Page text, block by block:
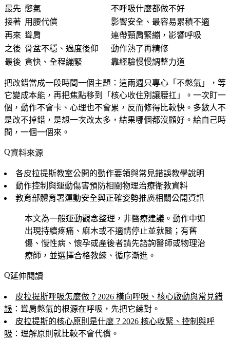
最先 憋氣
不呼吸什麼都做不好
接著 用腰代償
影響安全、最容易累積不適
再來 聳肩
連帶頸肩緊繃，影響呼吸
之後 骨盆不穩、過度後仰
動作熟了再精修
最後 貪快、全程繃緊 靠經驗慢慢調整力道
把改錯當成一段時間一個主題：這兩週只專心「不憋氣」，等
它變成本能，再把焦點移到「核心收住別讓腰扛」。一次盯一
個，動作不會卡、心理也不會累，反而修得比較快。多數人不
是改不掉錯，是想一次改太多，結果哪個都沒顧好。給自己時
間，一個一個來。
資料來源
各皮拉提斯教室公開的動作要領與常見錯誤教學說明
動作控制與運動傷害預防相關物理治療衛教資料
教育部體育署運動安全與正確姿勢推廣相關公開資訊
本文為一般運動觀念整理，非醫療建議。動作中如
出現持續疼痛、麻木或不適請停止並就醫；有舊
傷、慢性病、懷孕或產後者請先諮詢醫師或物理治
療師，並選擇合格教練、循序漸進。
延伸閱讀
皮拉提斯呼吸怎麼做？2026 橫向呼吸、核心啟動與常見錯
誤 ：聳肩憋氣的根源在呼吸，先把它練對。
皮拉提斯的核心原則是什麼？2026 核心收緊、控制與呼
吸 ：理解原則就比較不會代償。